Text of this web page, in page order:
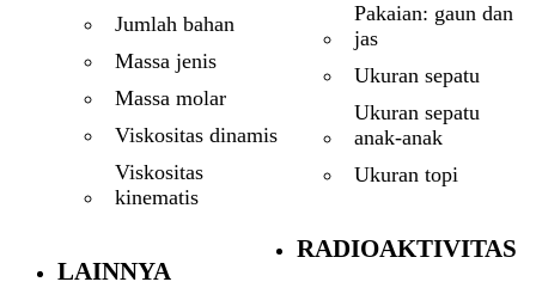
Jumlah bahan
Massa jenis
Massa molar
Viskositas dinamis
Viskositas
kinematis
LAINNYA
Pakaian: gaun dan
jas
Ukuran sepatu
Ukuran sepatu
anak-anak
Ukuran topi
RADIOAKTIVITAS